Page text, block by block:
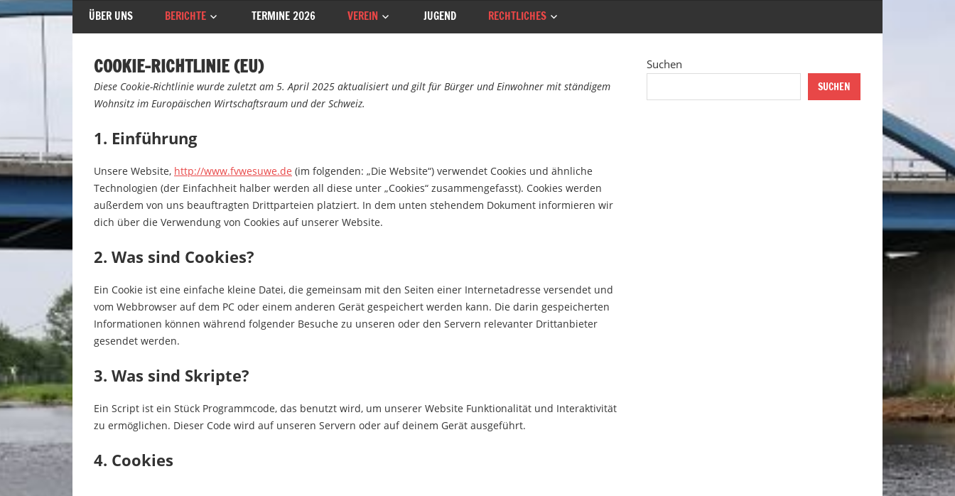
ÜBER UNS BERICHTE TERMINE 2026 VEREIN JUGEND RECHTLICHES
COOKIE-RICHTLINIE (EU)
Diese Cookie-Richtlinie wurde zuletzt am 5. April 2025 aktualisiert und gilt für Bürger und Einwohner mit ständigem
Wohnsitz im Europäischen Wirtschaftsraum und der Schweiz.
1. Einführung
Unsere Website, http://www.fvwesuwe.de (im folgenden: „Die Website“) verwendet Cookies und ähnliche
Technologien (der Einfachheit halber werden all diese unter „Cookies“ zusammengefasst). Cookies werden
außerdem von uns beauftragten Drittparteien platziert. In dem unten stehendem Dokument informieren wir
dich über die Verwendung von Cookies auf unserer Website.
2. Was sind Cookies?
Ein Cookie ist eine einfache kleine Datei, die gemeinsam mit den Seiten einer Internetadresse versendet und
vom Webbrowser auf dem PC oder einem anderen Gerät gespeichert werden kann. Die darin gespeicherten
Informationen können während folgender Besuche zu unseren oder den Servern relevanter Drittanbieter
gesendet werden.
3. Was sind Skripte?
Ein Script ist ein Stück Programmcode, das benutzt wird, um unserer Website Funktionalität und Interaktivität
zu ermöglichen. Dieser Code wird auf unseren Servern oder auf deinem Gerät ausgeführt.
4. Cookies
Suchen
SUCHEN